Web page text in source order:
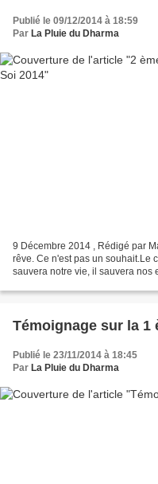
Publié le 09/12/2014 à 18:59
Par La Pluie du Dharma
9 Décembre 2014 , Rédigé par
rêve. Ce n'est pas un souhait.Le
sauvera notre vie, il sauvera nos
Témoignage sur la 1
Publié le 23/11/2014 à 18:45
Par La Pluie du Dharma